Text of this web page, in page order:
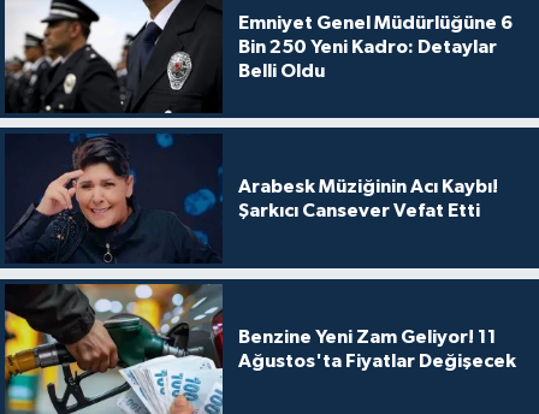
Emniyet Genel Müdürlüğüne 6
Bin 250 Yeni Kadro: Detaylar
Belli Oldu
Arabesk Müziğinin Acı Kaybı!
Şarkıcı Cansever Vefat Etti
Benzine Yeni Zam Geliyor! 11
Ağustos'ta Fiyatlar Değişecek